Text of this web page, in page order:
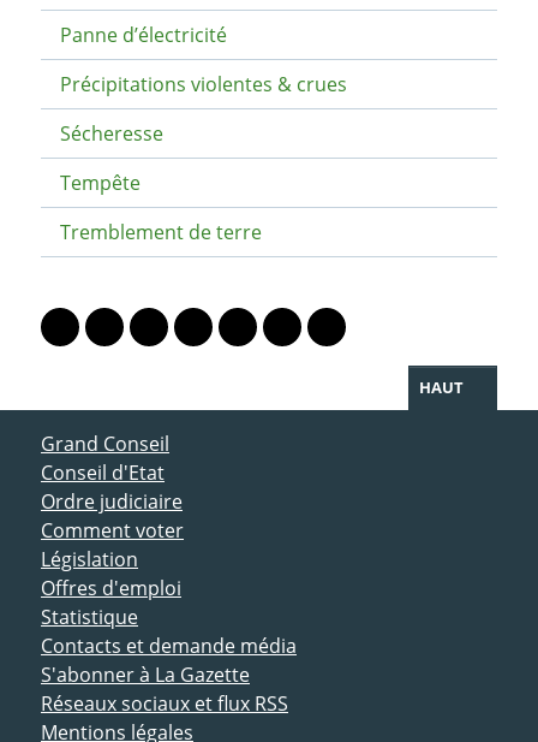
Panne d’électricité
Précipitations violentes & crues
Sécheresse
Tempête
Tremblement de terre
Lien vers le profil Mastodon
Lien vers le profil Bluesky
Lien vers le profil Instagram
Lien vers le profil Linkedin
Lien vers le profil Facebook
Lien vers le profil Twitter
Partager par WhatsApp
HAUT
ACCÈS DIRECT
Grand Conseil
Conseil d'Etat
Ordre judiciaire
Comment voter
Législation
Offres d'emploi
Statistique
Contacts et demande média
S'abonner à La Gazette
Réseaux sociaux et flux RSS
Mentions légales